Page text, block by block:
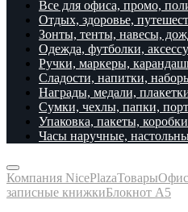
Все для офиса, промо,
Отдых, здоровье,
Зонты, тенты, навесы,
Одежда, футболки,
Ручки, маркеры,
Сладости, напитки,
Награды, медали,
Сумки, чехлы, папки,
Упаковка, пакеты, коробки
Часы наручные,
Компания NicePlazaТовары
записные книжкиБлокнот А5